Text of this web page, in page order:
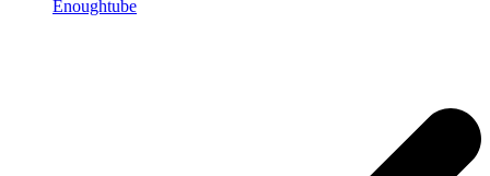
Enoughtube